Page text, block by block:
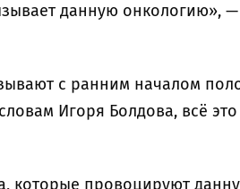
данную онкологию», —
с ранним началом
Игоря Болдова, всё
которые провоцируют